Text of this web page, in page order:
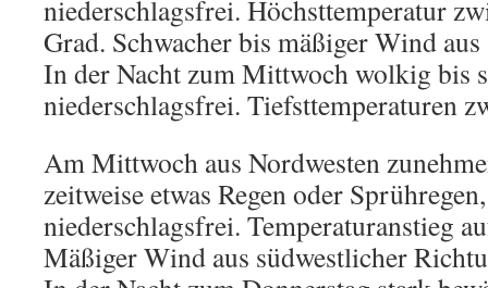
niederschlagsfrei. Höchsttemperatur
Grad. Schwacher bis mäßiger Wind
In der Nacht zum Mittwoch wolkig bis
niederschlagsfrei. Tiefsttemperaturen
Am Mittwoch aus Nordwesten
zeitweise etwas Regen oder
niederschlagsfrei. Temperaturanstieg
Mäßiger Wind aus südwestlicher